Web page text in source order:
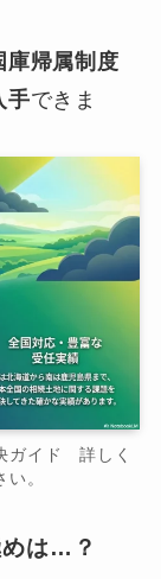
庫帰属制度
手できま
ガイド 詳しく
。
めは…？